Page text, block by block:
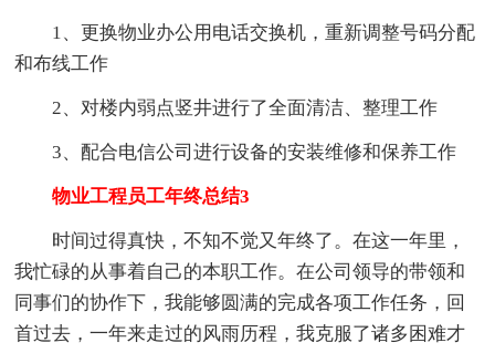
1、更换物业办公用电话交换机，重新调整号码分配
和布线工作
2、对楼内弱点竖井进行了全面清洁、整理工作
3、配合电信公司进行设备的安装维修和保养工作
物业工程员工年终总结3
时间过得真快，不知不觉又年终了。在这一年里，
我忙碌的从事着自己的本职工作。在公司领导的带领和
同事们的协作下，我能够圆满的完成各项工作任务，回
首过去，一年来走过的风雨历程，我克服了诸多困难才